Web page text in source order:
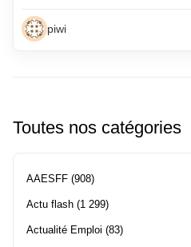
piwi
Toutes nos catégories
AAESFF (908)
Actu flash (1 299)
Actualité Emploi (83)